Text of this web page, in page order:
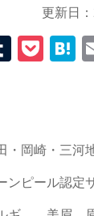
更新日
Tumblr
・岡崎・三河
ピール